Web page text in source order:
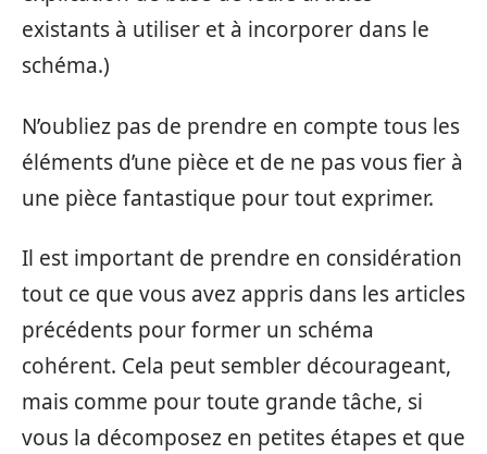
existants à utiliser et à incorporer dans le
schéma.)
N’oubliez pas de prendre en compte tous les
éléments d’une pièce et de ne pas vous fier à
une pièce fantastique pour tout exprimer.
Il est important de prendre en considération
tout ce que vous avez appris dans les articles
précédents pour former un schéma
cohérent. Cela peut sembler décourageant,
mais comme pour toute grande tâche, si
vous la décomposez en petites étapes et que